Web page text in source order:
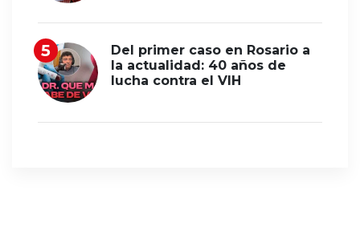
Del primer caso en Rosario a
la actualidad: 40 años de
lucha contra el VIH